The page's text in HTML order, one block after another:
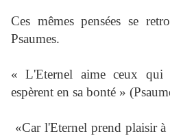
Ces mêmes pensées se
Psaumes.
« L'Eternel aime ceux qui
espèrent en sa bonté »
«Car l'Eternel prend plaisir